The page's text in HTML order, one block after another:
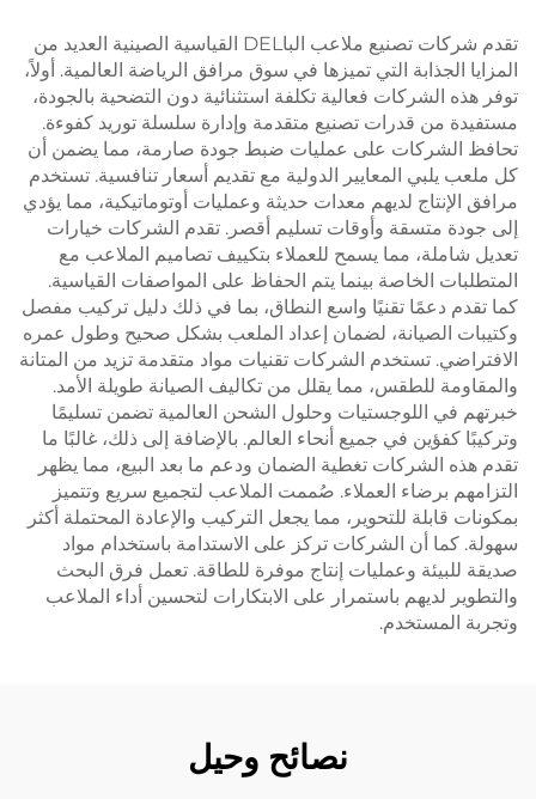
تقدم شركات تصنيع ملاعب الباDEL القياسية الصينية العديد من
المزايا الجذابة التي تميزها في سوق مرافق الرياضة العالمية. أولاً،
توفر هذه الشركات فعالية تكلفة استثنائية دون التضحية بالجودة،
مستفيدة من قدرات تصنيع متقدمة وإدارة سلسلة توريد كفوءة.
تحافظ الشركات على عمليات ضبط جودة صارمة، مما يضمن أن
كل ملعب يلبي المعايير الدولية مع تقديم أسعار تنافسية. تستخدم
مرافق الإنتاج لديهم معدات حديثة وعمليات أوتوماتيكية، مما يؤدي
إلى جودة متسقة وأوقات تسليم أقصر. تقدم الشركات خيارات
تعديل شاملة، مما يسمح للعملاء بتكييف تصاميم الملاعب مع
المتطلبات الخاصة بينما يتم الحفاظ على المواصفات القياسية.
كما تقدم دعمًا تقنيًا واسع النطاق، بما في ذلك دليل تركيب مفصل
وكتيبات الصيانة، لضمان إعداد الملعب بشكل صحيح وطول عمره
الافتراضي. تستخدم الشركات تقنيات مواد متقدمة تزيد من المتانة
والمقاومة للطقس، مما يقلل من تكاليف الصيانة طويلة الأمد.
خبرتهم في اللوجستيات وحلول الشحن العالمية تضمن تسليمًا
وتركيبًا كفؤين في جميع أنحاء العالم. بالإضافة إلى ذلك، غالبًا ما
تقدم هذه الشركات تغطية الضمان ودعم ما بعد البيع، مما يظهر
التزامهم برضاء العملاء. صُممت الملاعب لتجميع سريع وتتميز
بمكونات قابلة للتحوير، مما يجعل التركيب والإعادة المحتملة أكثر
سهولة. كما أن الشركات تركز على الاستدامة باستخدام مواد
صديقة للبيئة وعمليات إنتاج موفرة للطاقة. تعمل فرق البحث
والتطوير لديهم باستمرار على الابتكارات لتحسين أداء الملاعب
وتجربة المستخدم.
نصائح وحيل